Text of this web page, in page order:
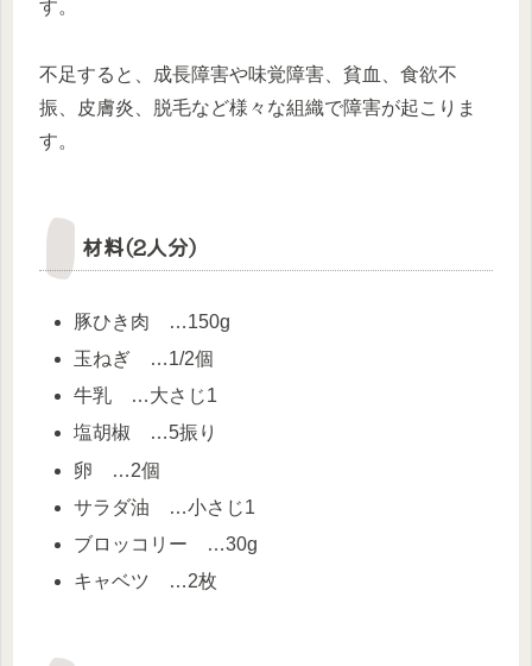
す。
不足すると、成長障害や味覚障害、貧血、食欲不
振、皮膚炎、脱毛など様々な組織で障害が起こりま
す。
材料(2人分)
豚ひき肉 …150g
玉ねぎ …1/2個
牛乳 …大さじ1
塩胡椒 …5振り
卵 …2個
サラダ油 …小さじ1
ブロッコリー …30g
キャベツ …2枚